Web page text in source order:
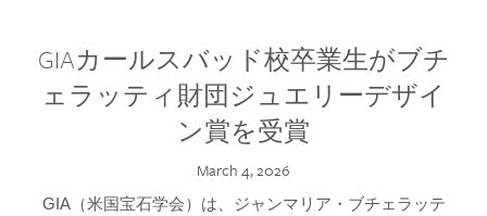
GIAカールスバッド校卒業生がブチ
ェラッティ財団ジュエリーデザイ
ン賞を受賞
March 4, 2026
GIA（米国宝石学会）は、ジャンマリア・ブチェラッテ